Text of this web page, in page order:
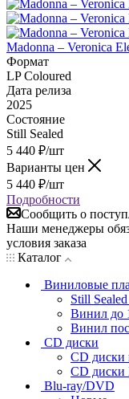
Madonna – Veronica
Формат
LP Coloured
Дата релиза
2025
Состояние
Still Sealed
5 440 ₽/шт
Варианты цен
5 440 ₽/шт
Подробности
Сообщить о
Наши менеджеры
условия заказа
Каталог
Виниловые
Still
Винил до
Винил
CD диски
CD диски
CD диски
Blu-ray/DVD